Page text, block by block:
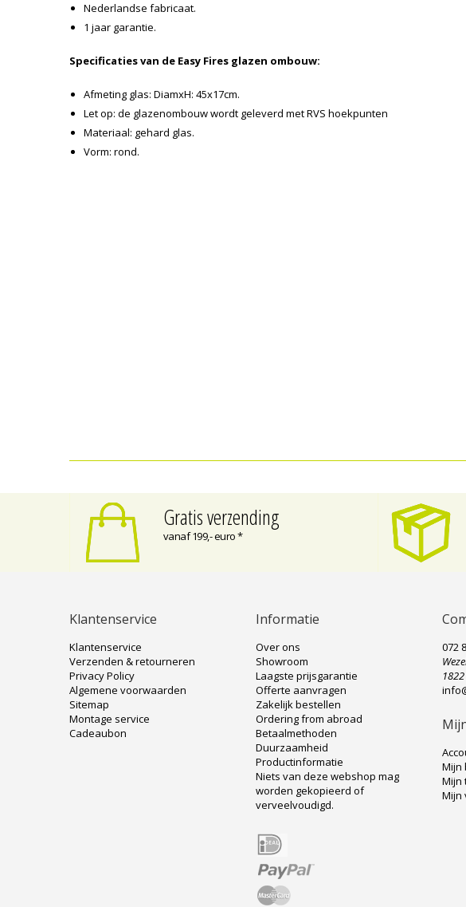
Nederlandse fabricaat.
1 jaar garantie.
Specificaties van de Easy Fires glazen ombouw:
Afmeting glas: DiamxH: 45x17cm.
Let op: de glazenombouw wordt geleverd met RVS hoekpunten
Materiaal: gehard glas.
Vorm: rond.
Gratis verzending
vanaf 199,- euro *
Klantenservice
Klantenservice
Verzenden & retourneren
Privacy Policy
Algemene voorwaarden
Sitemap
Montage service
Cadeaubon
Informatie
Over ons
Showroom
Laagste prijsgarantie
Offerte aanvragen
Zakelijk bestellen
Ordering from abroad
Betaalmethoden
Duurzaamheid
Productinformatie
Niets van deze webshop mag
worden gekopieerd of
verveelvoudigd.
072
Mijn
Mijn
Mijn